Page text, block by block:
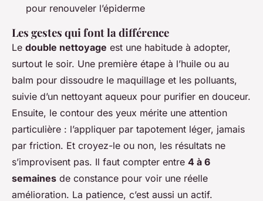
pour renouveler l’épiderme
Les gestes qui font la différence
Le double nettoyage est une habitude à adopter,
surtout le soir. Une première étape à l’huile ou au
balm pour dissoudre le maquillage et les polluants,
suivie d’un nettoyant aqueux pour purifier en douceur.
Ensuite, le contour des yeux mérite une attention
particulière : l’appliquer par tapotement léger, jamais
par friction. Et croyez-le ou non, les résultats ne
s’improvisent pas. Il faut compter entre 4 à 6
semaines de constance pour voir une réelle
amélioration. La patience, c’est aussi un actif.